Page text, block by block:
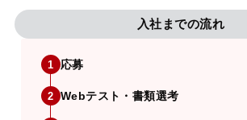
入社までの流れ
1 応募
2 Webテスト・書類選考